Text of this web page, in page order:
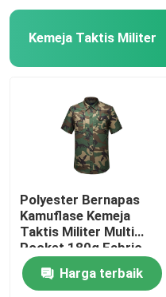
Kemeja Taktis Militer
Polyester Bernapas
Kamuflase Kemeja
Taktis Militer Multi
Pocket 180g Fabric
Harga terbaik